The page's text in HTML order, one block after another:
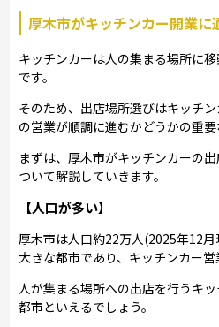
厚木市がキッチンカー開業に
キッチンカーは人の集まる場所に
です。
そのため、出店場所選びはキッチ
の営業が順調に進むかどうかの重要
まずは、厚木市がキッチンカーの
ついて解説していきます。
【人口が多い】
厚木市は人口約22万人(2025年12
大きな都市であり、キッチンカー営
人が集まる場所への出店を行うキ
都市といえるでしょう。